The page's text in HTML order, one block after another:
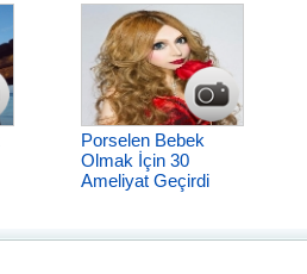
Porselen Bebek
Olmak İçin 30
Ameliyat Geçirdi